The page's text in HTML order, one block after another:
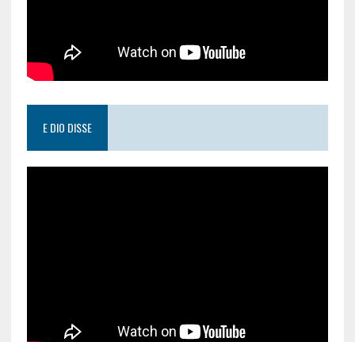
E DIO DISSE